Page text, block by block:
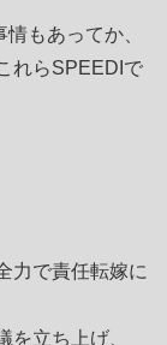
もあってか、
れらSPEEDIで
力で責任転嫁に
立ち上げ、